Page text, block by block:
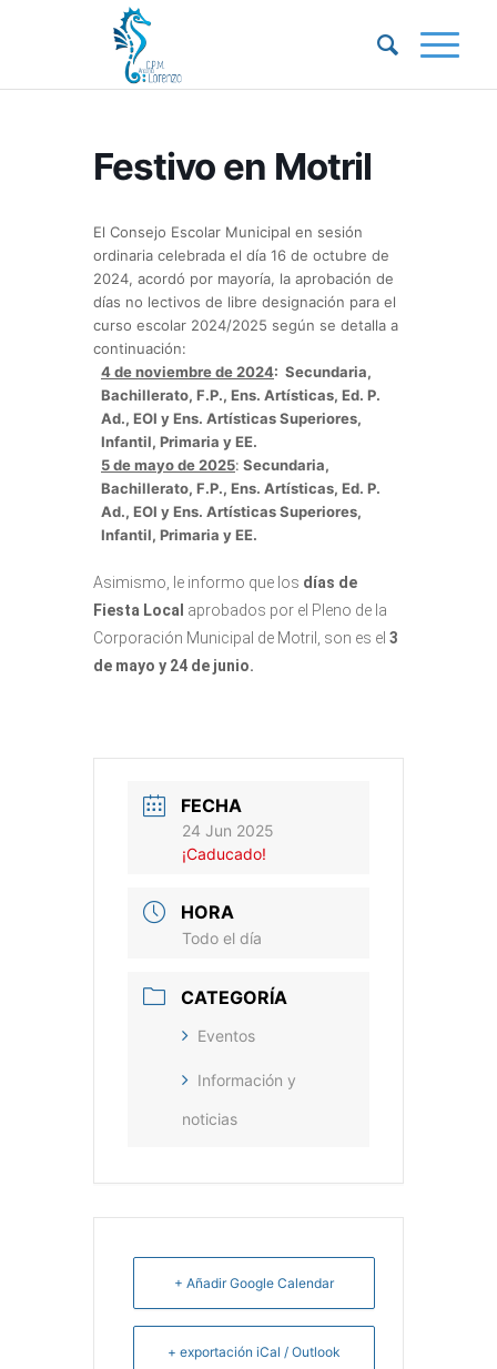
Festivo en Motril
El Consejo Escolar Municipal en sesión
ordinaria celebrada el día 16 de octubre de
2024, acordó por mayoría, la aprobación de
días no lectivos de libre designación para el
curso escolar 2024/2025 según se detalla a
continuación:
4 de noviembre de 2024: Secundaria,
Bachillerato, F.P., Ens. Artísticas, Ed. P.
Ad., EOI y Ens. Artísticas Superiores,
Infantil, Primaria y EE.
5 de mayo de 2025: Secundaria,
Bachillerato, F.P., Ens. Artísticas, Ed. P.
Ad., EOI y Ens. Artísticas Superiores,
Infantil, Primaria y EE.
Asimismo, le informo que los días de
Fiesta Local aprobados por el Pleno de la
Corporación Municipal de Motril, son es el 3
de mayo y 24 de junio.
FECHA
24 Jun 2025
¡Caducado!
HORA
Todo el día
CATEGORÍA
Eventos
Información y
noticias
+ Añadir Google Calendar
+ exportación iCal / Outlook